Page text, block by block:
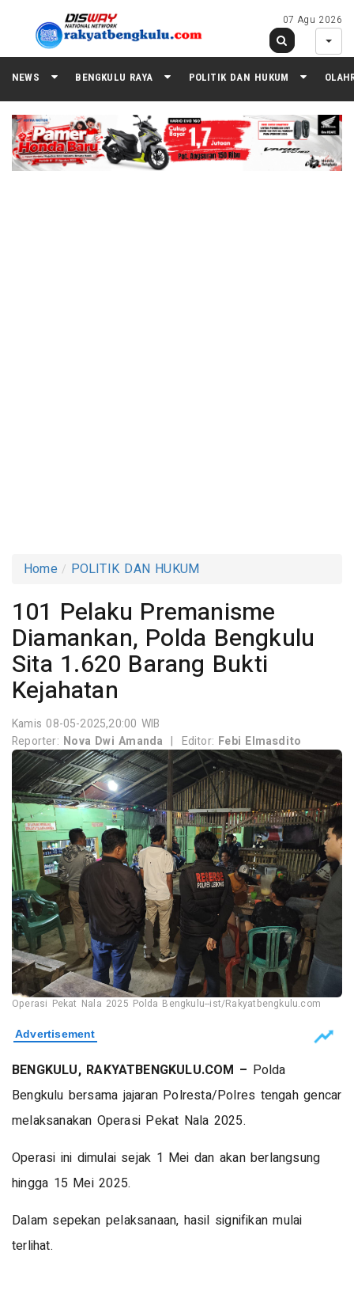
07 Agu 2026
NEWS BENGKULU RAYA POLITIK DAN HUKUM
Home POLITIK DAN HUKUM
101 Pelaku Premanisme
Diamankan, Polda Bengkulu
Sita 1.620 Barang Bukti
Kejahatan
Kamis 08-05-2025,20:00 WIB
Reporter: Nova Dwi Amanda | Editor: Febi Elmasdito
Operasi Pekat Nala 2025 Polda Bengkulu--ist/Rakyatbengkulu.com
BENGKULU, RAKYATBENGKULU.COM – Polda
Bengkulu bersama jajaran Polresta/Polres tengah gencar
melaksanakan Operasi Pekat Nala 2025.
Operasi ini dimulai sejak 1 Mei dan akan berlangsung
hingga 15 Mei 2025.
Dalam sepekan pelaksanaan, hasil signifikan mulai
terlihat.